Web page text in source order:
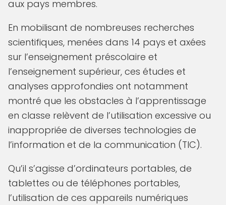
aux pays membres.
En mobilisant de nombreuses recherches
scientifiques, menées dans 14 pays et axées
sur l’enseignement préscolaire et
l’enseignement supérieur, ces études et
analyses approfondies ont notamment
montré que les obstacles à l’apprentissage
en classe relèvent de l’utilisation excessive ou
inappropriée de diverses technologies de
l’information et de la communication (TIC).
Qu’il s’agisse d’ordinateurs portables, de
tablettes ou de téléphones portables,
l’utilisation de ces appareils numériques